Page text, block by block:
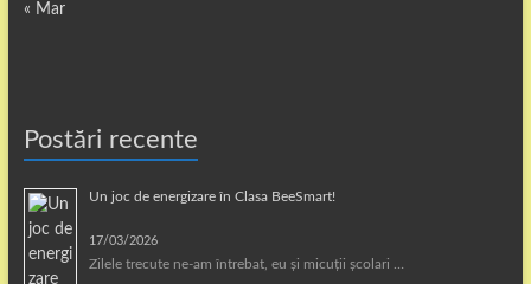
« Mar
Postări recente
Un joc de energizare în Clasa BeeSmart!
17/03/2026
Zilele trecute ne-am întrebat, eu și micuții școlari …